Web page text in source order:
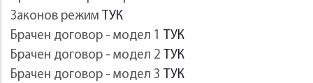
Законов режим ТУК
Брачен договор - модел 1
ТУК
Брачен договор - модел 2 ТУК
Брачен договор - модел 3 ТУК